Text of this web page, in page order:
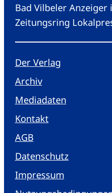
Bad Vilbeler Anzeiger
Zeitungsring
Der Verlag
Archiv
Mediadaten
Kontakt
AGB
Datenschutz
Impressum